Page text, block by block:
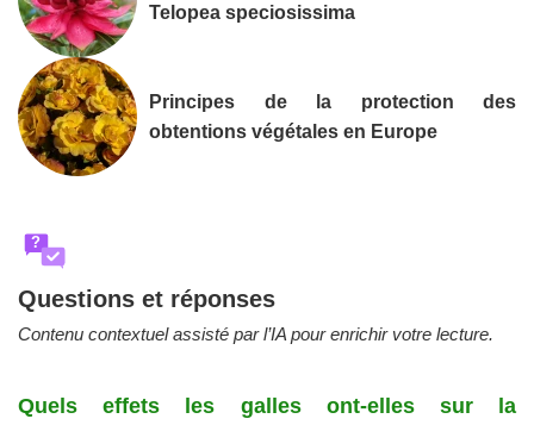
Telopea speciosissima
Principes de la protection des
obtentions végétales en Europe
?
Questions et réponses
Contenu contextuel assisté par l’IA pour enrichir votre lecture.
Quels effets les galles ont-elles sur la